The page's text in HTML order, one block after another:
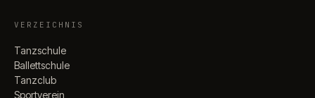
VERZEICHNIS
Tanzschule
Ballettschule
Tanzclub
Sportverein